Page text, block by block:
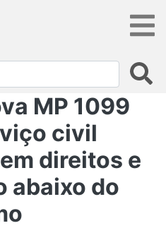
MP 1099
civil
direitos e
abaixo do